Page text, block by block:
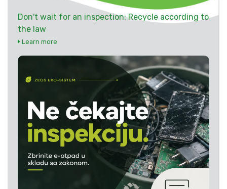
Don't wait for an inspection: Recycle according to
the law
Learn more